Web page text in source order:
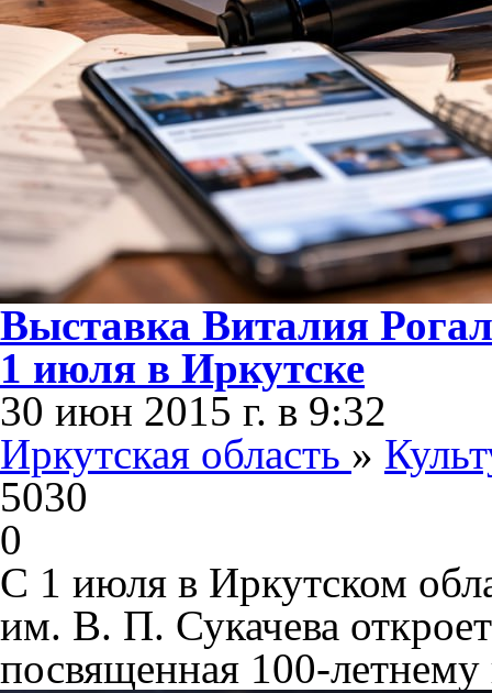
Выставка Виталия
1 июля в Иркутске
30 июн 2015 г. в 9:32
Иркутская область »
5030
0
С 1 июля в Иркутском
им. В. П. Сукачева
посвященная 100-